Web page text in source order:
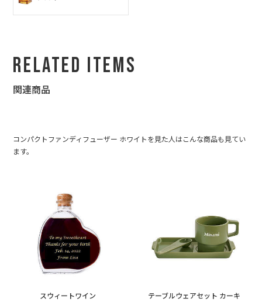
Related Items
関連商品
コンパクトファンディフューザー ホワイトを見た人はこんな商品も見てい
ます。
スウィートワイン テーブルウェアセット カーキ